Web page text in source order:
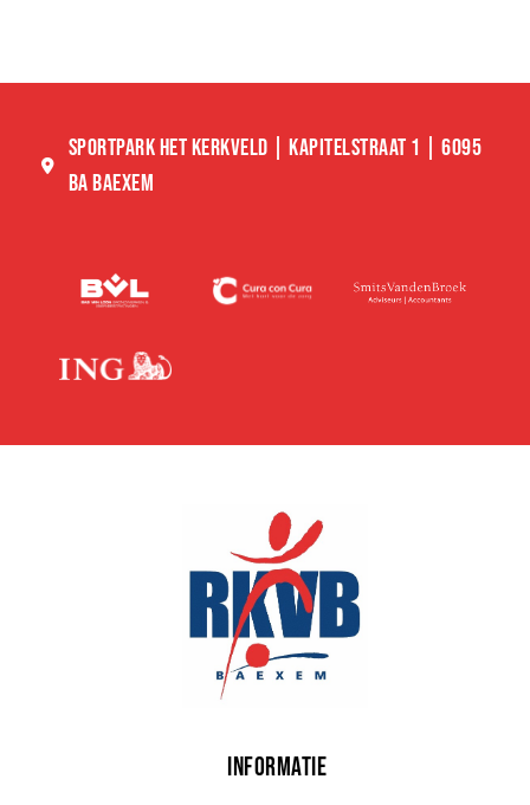
SPORTPARK HET KERKVELD | KAPITELSTRAAT 1 | 6095
BA BAEXEM
INFORMATIE